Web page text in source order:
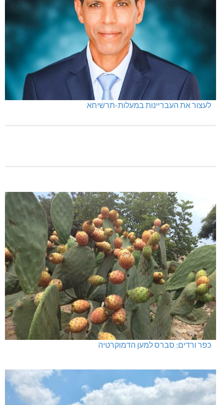
לעצור את העבריינות במעלות-תרשיחא
כפר ורדים: סברס למען הדמוקרטיה